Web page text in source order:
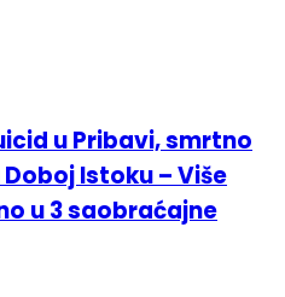
u Pribavi, smrtno
Istoku – Više
u 3 saobraćajne